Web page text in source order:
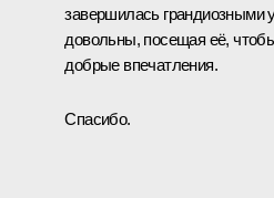
завершилась
довольны, посещая её,
добрые впечатления.
Спасибо.